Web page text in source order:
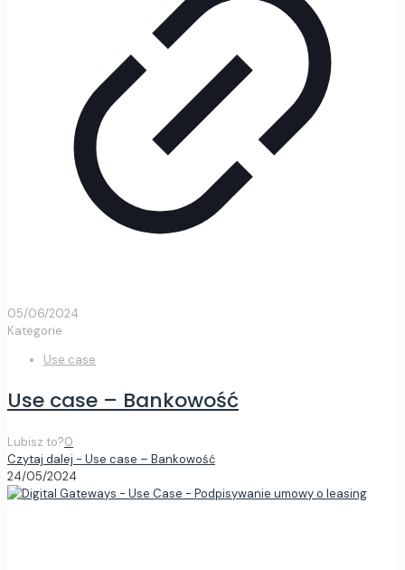
05/06/2024
Kategorie
Use case
Use case – Bankowość
Lubisz to?0
Czytaj dalej - Use case – Bankowość
24/05/2024